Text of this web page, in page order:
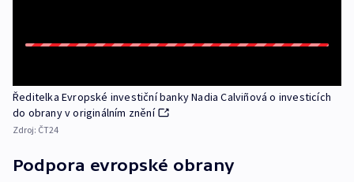
Ředitelka Evropské investiční banky Nadia Calviñová o investicích
do obrany v originálním znění
Zdroj: ČT24
Podpora evropské obrany